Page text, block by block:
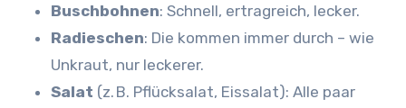
Buschbohnen: Schnell, ertragreich, lecker.
Radieschen: Die kommen immer durch – wie
Unkraut, nur leckerer.
Salat (z. B. Pflücksalat, Eissalat): Alle paar